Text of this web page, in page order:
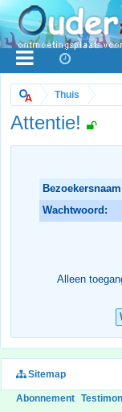
Thuis
Attentie!
Wachtwoord:
Alleen
Sitemap
Abonnement